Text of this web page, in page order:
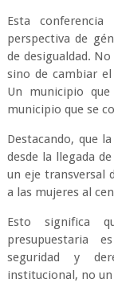
Esta
perspectiva de
de desigualdad.
sino de cambiar el
Un municipio
municipio que se
Destacando, que
desde la llegada
un eje transversal
a las mujeres al
Esto significa
presupuestaria
seguridad y
institucional, no